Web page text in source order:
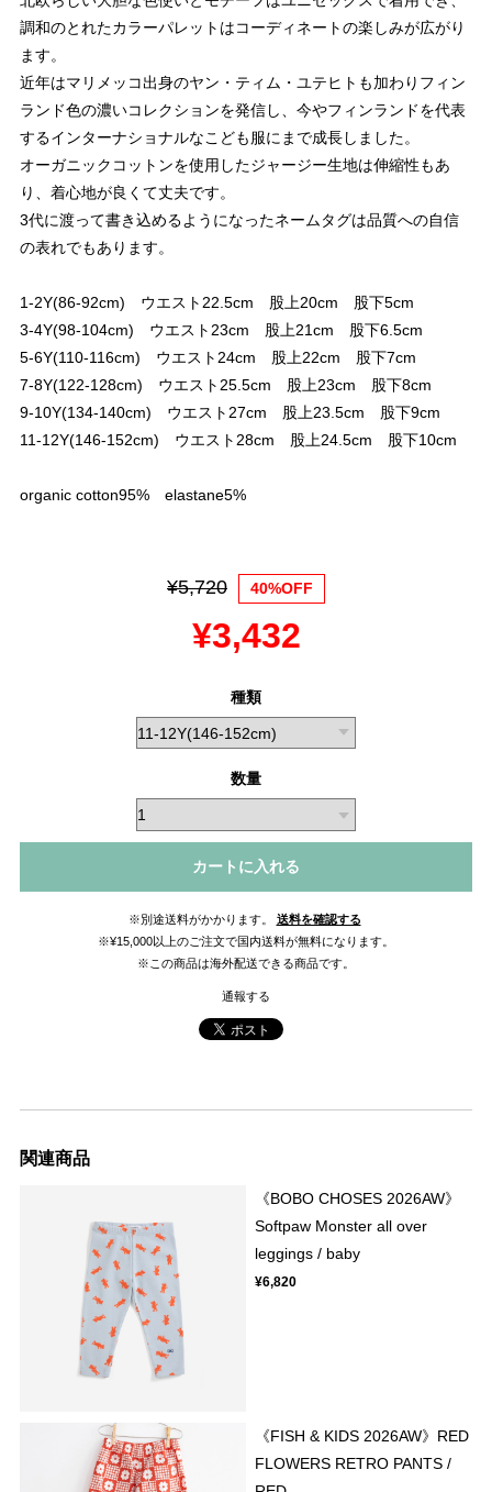
調和のとれたカラーパレットはコーディネートの楽しみが広がり
ます。
近年はマリメッコ出身のヤン・ティム・ユテヒトも加わりフィン
ランド色の濃いコレクションを発信し、今やフィンランドを代表
するインターナショナルなこども服にまで成長しました。
オーガニックコットンを使用したジャージー生地は伸縮性もあ
り、着心地が良くて丈夫です。
3代に渡って書き込めるようになったネームタグは品質への自信
の表れでもあります。
1-2Y(86-92cm) ウエスト22.5cm 股上20cm 股下5cm
3-4Y(98-104cm) ウエスト23cm 股上21cm 股下6.5cm
5-6Y(110-116cm) ウエスト24cm 股上22cm 股下7cm
7-8Y(122-128cm) ウエスト25.5cm 股上23cm 股下8cm
9-10Y(134-140cm) ウエスト27cm 股上23.5cm 股下9cm
11-12Y(146-152cm) ウエスト28cm 股上24.5cm 股下10cm
organic cotton95% elastane5%
¥5,720 40%OFF
¥3,432
種類
数量
カートに入れる
※別途送料がかかります。
送料を確認する
※¥15,000以上のご注文で国内送料が無料になります。
※この商品は海外配送できる商品です。
通報する
関連商品
《BOBO CHOSES 2026AW》
Softpaw Monster all over
leggings / baby
¥6,820
《FISH & KIDS 2026AW》RED
FLOWERS RETRO PANTS /